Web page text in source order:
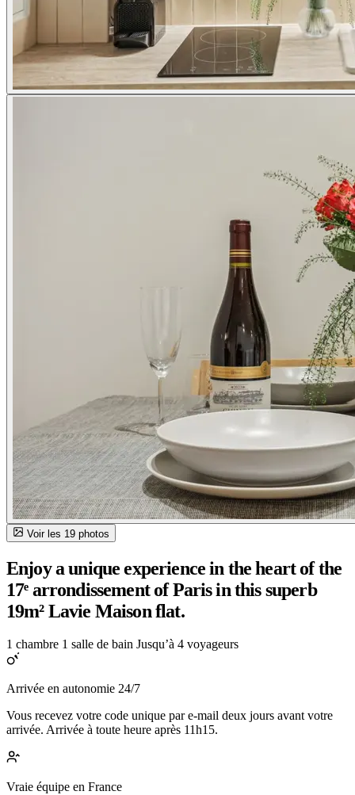
Voir les 19 photos
Enjoy a unique experience in the heart of the
17ᵉ arrondissement of Paris in this superb
19m² Lavie Maison flat.
1 chambre 1 salle de bain Jusqu’à 4 voyageurs
Arrivée en autonomie 24/7
Vous recevez votre code unique par e-mail deux jours avant votre
arrivée. Arrivée à toute heure après 11h15.
Vraie équipe en France